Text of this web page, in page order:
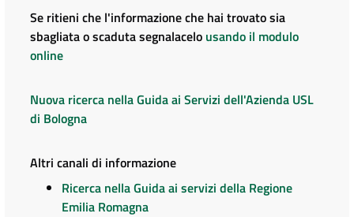
Se ritieni che l'informazione che hai trovato sia
sbagliata o scaduta segnalacelo usando il modulo
online
Nuova ricerca nella Guida ai Servizi dell'Azienda USL
di Bologna
Altri canali di informazione
Ricerca nella Guida ai servizi della Regione
Emilia Romagna